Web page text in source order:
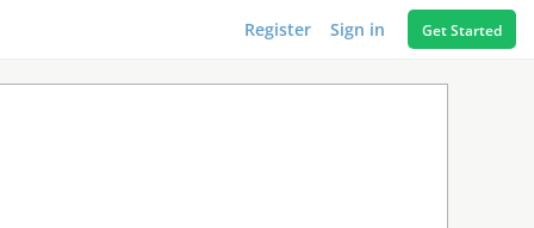
Register Sign in Get Started